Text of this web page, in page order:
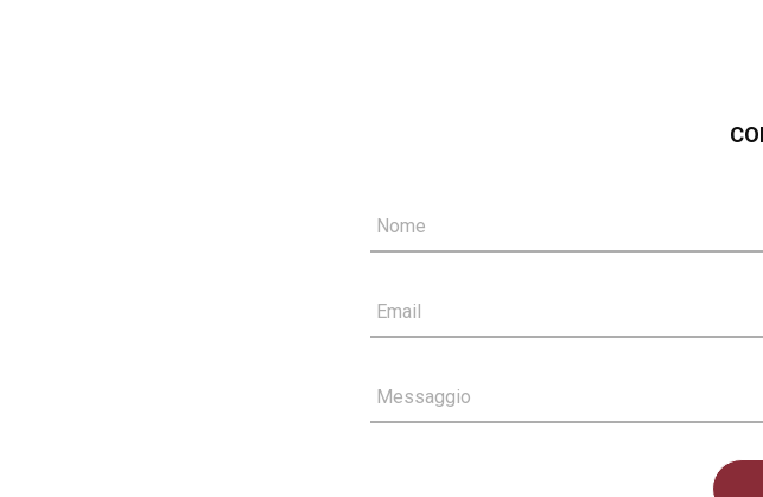
Nome
Email
Messaggio